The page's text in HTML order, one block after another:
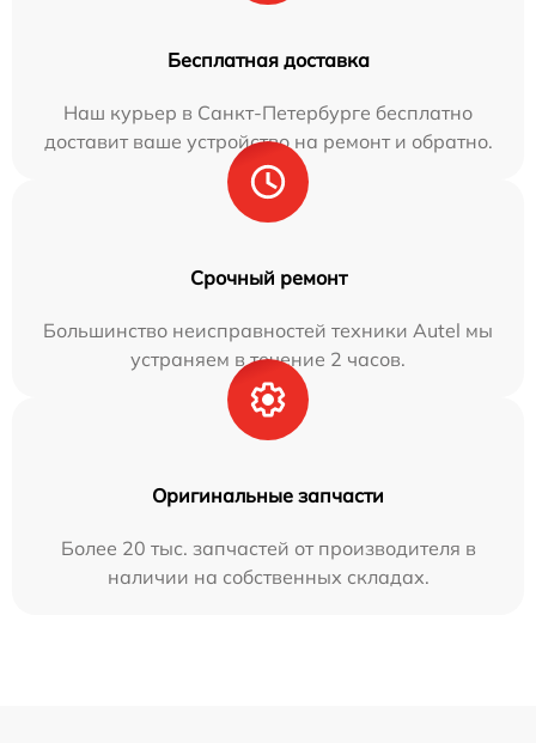
Бесплатная доставка
Наш курьер в Санкт-Петербурге бесплатно
доставит ваше устройство на ремонт и обратно.
Срочный ремонт
Большинство неисправностей техники Autel мы
устраняем в течение 2 часов.
Оригинальные запчасти
Более 20 тыс. запчастей от производителя в
наличии на собственных складах.